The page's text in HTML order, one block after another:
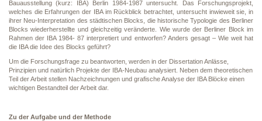
Bauausstellung (kurz: IBA) Berlin 1984-1987 untersucht. Das Forschungsprojekt,
welches die Erfahrungen der IBA im Rückblick betrachtet, untersucht inwieweit sie, in
ihrer Neu-Interpretation des städtischen Blocks, die historische Typologie des Berliner
Blocks wiederherstellte und gleichzeitig veränderte. Wie wurde der Berliner Block im
Rahmen der IBA 1984- 87 interpretiert und entworfen? Anders gesagt – Wie weit hat
die IBA die Idee des Blocks geführt?
Um die Forschungsfrage zu beantworten, werden in der Dissertation Anlässe,
Prinzipien und natürlich Projekte der IBA-Neubau analysiert. Neben dem theoretischen
Teil der Arbeit stellen Nachzeichnungen und grafische Analyse der IBA Blöcke einen
wichtigen Bestandteil der Arbeit dar.
Zu der Aufgabe und der Methode